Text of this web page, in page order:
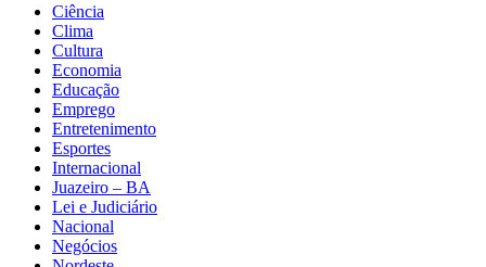
Ciência
Clima
Cultura
Economia
Educação
Emprego
Entretenimento
Esportes
Internacional
Juazeiro – BA
Lei e Judiciário
Nacional
Negócios